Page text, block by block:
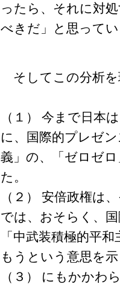
ったら、それに対
べきだ」と思ってい
そしてこの分析を
（１） 今まで日本
に、国際的プレゼ
義」の、「ゼロゼ
た。
（２） 安倍政権は
では、おそらく、
「中武装積極的平
もうという意思を示
（３） にもかかわ